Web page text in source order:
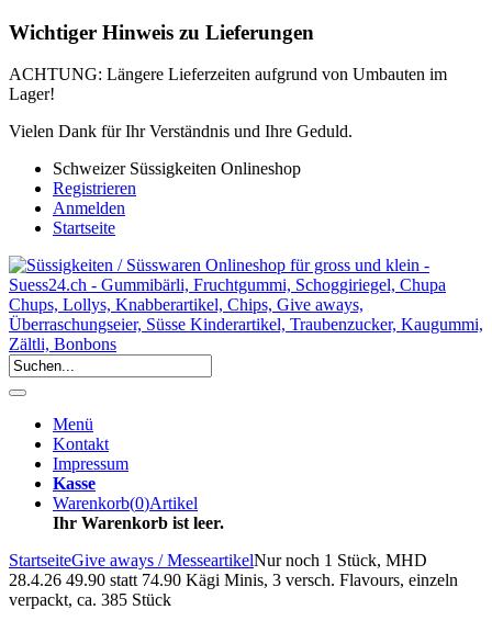
Wichtiger Hinweis zu Lieferungen
ACHTUNG: Längere Lieferzeiten aufgrund von Umbauten im
Lager!
Vielen Dank für Ihr Verständnis und Ihre Geduld.
Schweizer Süssigkeiten Onlineshop
Registrieren
Anmelden
Startseite
Menü
Kontakt
Impressum
Kasse
Warenkorb(0)Artikel
Ihr Warenkorb ist leer.
StartseiteGive aways / MesseartikelNur noch 1 Stück, MHD
28.4.26 49.90 statt 74.90 Kägi Minis, 3 versch. Flavours, einzeln
verpackt, ca. 385 Stück